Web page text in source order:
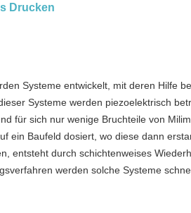
Drucken
Systeme entwickelt, mit deren Hilfe
Systeme werden piezoelektrisch
für sich nur wenige Bruchteile von
ein Baufeld dosiert, wo diese dann
entsteht durch schichtenweises
werden solche Systeme